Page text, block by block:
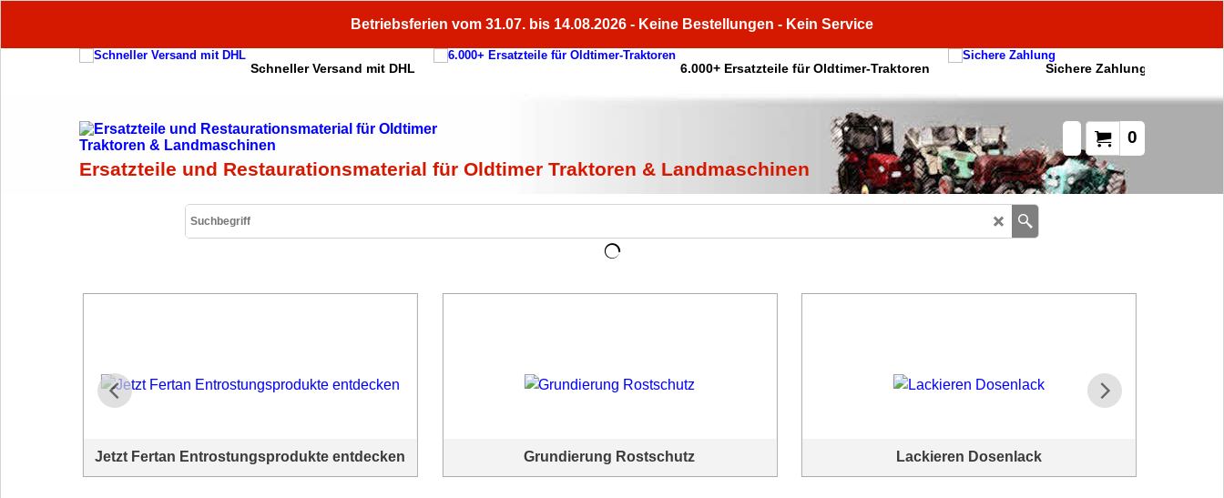
Betriebsferien vom 31.07. bis 14.08.2026 - Keine Bestellungen - Kein Service
Schneller Versand mit DHL 6.000+ Ersatzteile für Oldtimer-Traktoren Sichere Zahlung
0
Ersatzteile und Restaurationsmaterial für Oldtimer Traktoren & Landmaschinen
Jetzt Fertan Entrostungsprodukte entdecken Grundierung Rostschutz Lackieren Dosenlack